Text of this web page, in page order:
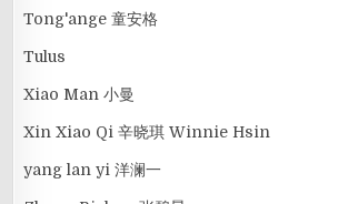
Tong'ange 童安格
Tulus
Xiao Man 小曼
Xin Xiao Qi 辛晓琪 Winnie Hsin
yang lan yi 洋澜一